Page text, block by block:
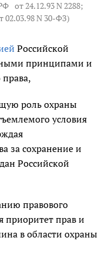
от 24.12.93 N 2288;
02.03.98 N 30-ФЗ)
Российской
принципами и
роль охраны
условия
за сохранение и
Российской
правового
приоритет прав и
в области охраны